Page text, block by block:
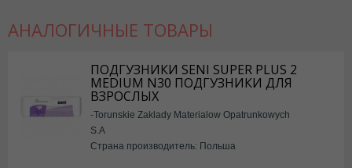
АНАЛОГИЧНЫЕ ТОВАРЫ
ПОДГУЗНИКИ SENI SUPER PLUS 2
MEDIUM N30 ПОДГУЗНИКИ ДЛЯ
ВЗРОСЛЫХ
-Torunskie Zaklady Materialow Opatrunkowych
S.A
Страна производитель: Польша